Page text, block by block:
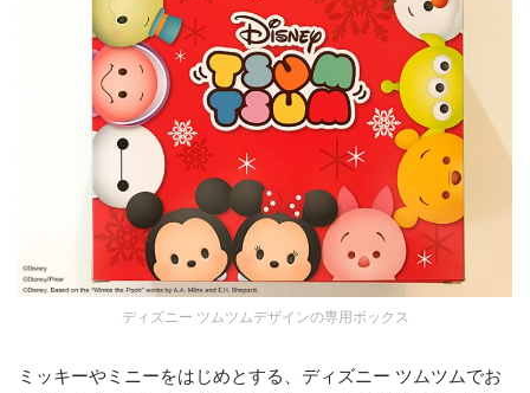
ディズニー ツムツムデザインの専用ボックス
ミッキーやミニーをはじめとする、ディズニー ツムツムでお